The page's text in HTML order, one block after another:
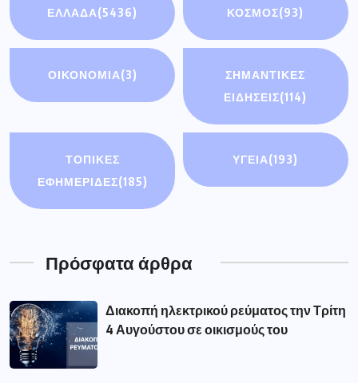
ΕΛΛΑΔΑ(5436) ΚΟΣΜΟΣ(93)
ΟΙΚΟΝΟΜΊΑ(3)
ΣΗΜΑΝΤΙΚΈΣ
ΕΙΔΉΣΕΙΣ(114)
ΤΟΠΙΚΕΣ
ΕΦΗΜΕΡΙΔΕΣ(185)
ΥΓΕΙΑ(193)
Πρόσφατα άρθρα
Διακοπή ηλεκτρικού ρεύματος την Τρίτη
4 Αυγούστου σε οικισμούς του